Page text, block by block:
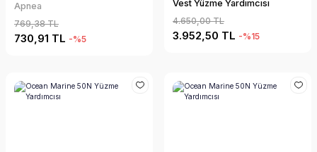
Apnea
769,38 TL
730,91 TL -%5
Vest Yüzme Yardımcısı
4.650,00 TL
3.952,50 TL -%15